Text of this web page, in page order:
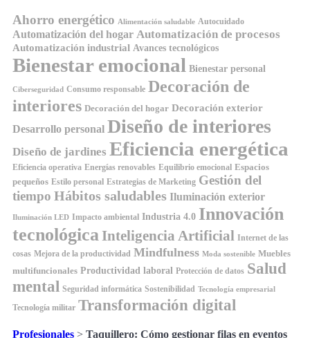
Ahorro energético Alimentación saludable Autocuidado
Automatización del hogar Automatización de procesos
Automatización industrial Avances tecnológicos
Bienestar emocional Bienestar personal
Ciberseguridad Consumo responsable Decoración de
interiores Decoración del hogar Decoración exterior
Desarrollo personal Diseño de interiores
Diseño de jardines Eficiencia energética
Eficiencia operativa Energías renovables Equilibrio emocional Espacios
pequeños Estilo personal Estrategias de Marketing Gestión del
tiempo Hábitos saludables Iluminación exterior
Iluminación LED Impacto ambiental Industria 4.0 Innovación
tecnológica Inteligencia Artificial Internet de las
cosas Mejora de la productividad Mindfulness Moda sostenible Muebles
multifuncionales Productividad laboral Protección de datos Salud
mental Seguridad informática Sostenibilidad Tecnología empresarial
Tecnología militar Transformación digital
Profesionales > Taquillero: Cómo gestionar filas en eventos